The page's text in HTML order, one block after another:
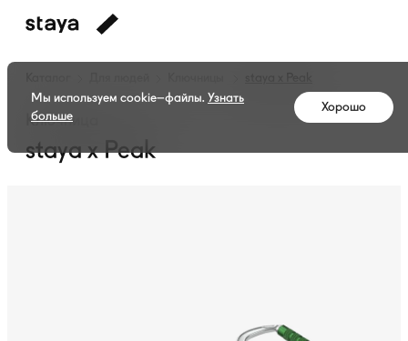
Ключница
staya x Peak
Мы используем cookie–файлы. Узнать
больше
Хорошо